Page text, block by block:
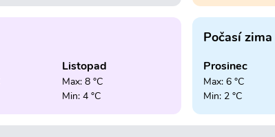
Listopad
Max: 8 °C
Min: 4 °C
Počasí zima
Prosinec
Max: 6 °C
Min: 2 °C